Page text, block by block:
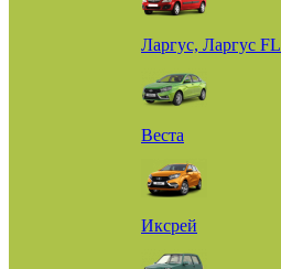
Ларгус, Ларгус FL
Веста
Иксрей